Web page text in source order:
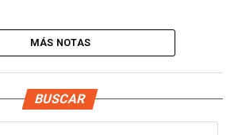
MÁS NOTAS
BUSCAR